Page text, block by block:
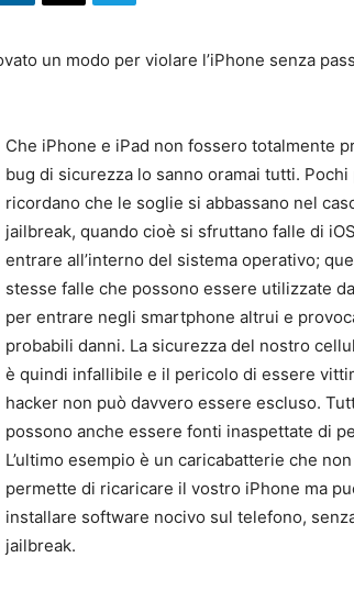
un modo per violare l’iPhone senza
Che iPhone e iPad non fossero totalmente
bug di sicurezza lo sanno oramai tutti. Pochi
ricordano che le soglie si abbassano nel
jailbreak, quando cioè si sfruttano falle di
entrare all’interno del sistema operativo;
stesse falle che possono essere utilizzate
per entrare negli smartphone altrui e
probabili danni. La sicurezza del nostro
è quindi infallibile e il pericolo di essere
hacker non può davvero essere escluso.
possono anche essere fonti inaspettate di
L’ultimo esempio è un caricabatterie che
permette di ricaricare il vostro iPhone ma
installare software nocivo sul telefono,
jailbreak.